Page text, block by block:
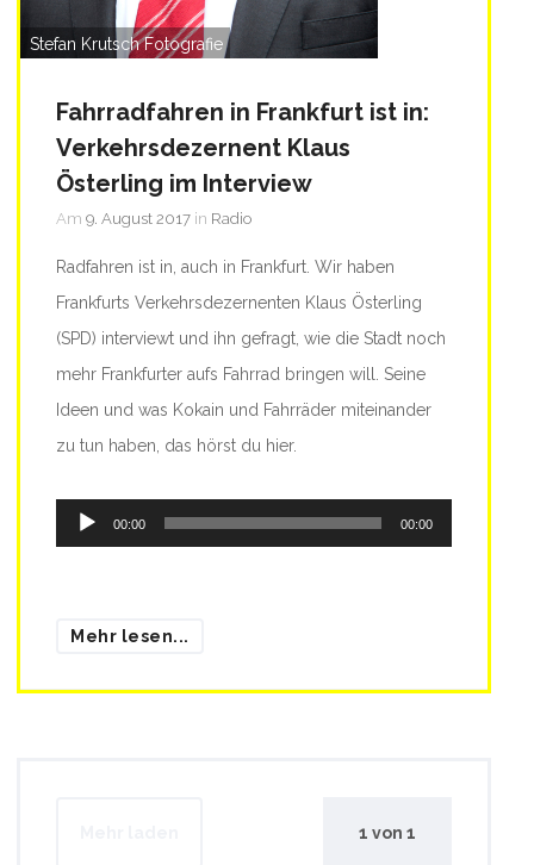
Stefan Krutsch Fotografie
Fahrradfahren in Frankfurt ist in:
Verkehrsdezernent Klaus
Österling im Interview
Am 9. August 2017 in Radio
Radfahren ist in, auch in Frankfurt. Wir haben
Frankfurts Verkehrsdezernenten Klaus Österling
(SPD) interviewt und ihn gefragt, wie die Stadt noch
mehr Frankfurter aufs Fahrrad bringen will. Seine
Ideen und was Kokain und Fahrräder miteinander
zu tun haben, das hörst du hier.
Audio-
Player
00:00 00:00
Mehr lesen...
1 von 1